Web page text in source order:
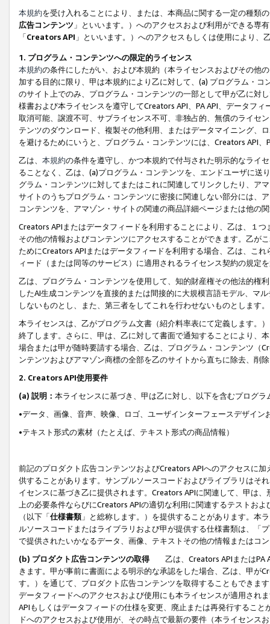
本規約を受け入れることにより、または、本商品に関する一定の種類
広告コンテンツ 」といいます。）へのアクセスおよび利用ができる専
「Creators API 」といいます。）へのアクセスもしくは使用により
1. プログラム・コンテンツへの限定的ライセンス
本規約の条件にしたがい、および本規約（本ライセンスおよびその他
加する目的に限り、甲は本規約により乙に対して、(a) プログラム・
のサイト上でのみ、プログラム・コンテンツの一部として甲が乙に対
様書および本ライセンスを遵守してCreators API、PA API、データフ
取消可能、譲渡不可、サブライセンス不可、非独占的、無償のライセ
テンツのダウンロード、複製その他利用、またはデータマイニング、
を避けるためにいうと、プログラム・コンテンツには、Creators API
乙は、 本規約の条件を遵守し、かつ本規約で付与された明示的なライ
ることなく、乙は、(a)プログラム・コンテンツを、エンドユーザに
グラム・コンテンツに対してまたはこれに関連してリンクしたり、ア
サイトのうちプログラム・コンテンツに密接に関連しない部分には、
コンテンツを、アマゾン・サイトの関連の商品詳細ページまたは他の
Creators APIまたはデータフィードを利用することにより、乙は、１
その他の情報およびコンテンツにアクセスすることができます。乙が
ためにCreators APIまたはデータフィードを利用する場合、乙は、こ
ィード（または同等のサービス）に適用されるライセンス契約の規定
乙は、プログラム・コンテンツを使用して、知的財産権その他法的権
したAI生成コンテンツを直接的または間接的に大規模言語モデル、マ
しないものとし、また、第三者をしてこれを行わせないものとします。
本ライセンスは、乙がプログラム文書（紹介料率表にて定義します。
終了します。さらに、甲は、乙に対して書面で通知することにより、
場合または甲が随時要請する場合、乙は、プログラム・コンテンツ（
ンテンツおよびアマゾン商標の全部を乙のサイトから直ちに除去、削
2. Creators API使用要件
(a) 説明： 本ライセンスに基づき、甲は乙に対し、以下を含むプログ
•データ、画像、音声、映像、ロゴ、ユーザインターフェースデザイ
•テキスト形式の素材（たとえば、テキスト形式の商品情報）
前記のプロダクト広告コンテンツおよびCreators APIへのアクセスに
供することがあります。サンプルソースコードおよびライブラリはそ
イセンスに基づき乙に提供されます。Creators APIに関連して、甲は
上の必要条件ならびにCreators APIの適切な利用に関連するテストお
（以下「仕様書類」と総称します。）を提供することがあります。本
ルソースコードまたはライブラリおよび甲が提供する仕様書類は、「
で提供されたいかなるデータ、画像、テキストその他の情報またはコ
(b) プロダクト広告コンテンツの取得
乙は、Creators APIまたはPA
きます。甲が事前に書面による明示的な承認をした場合、乙は、甲が
す。）を通じて、プロダクト広告コンテンツを取得することもできま
データフィードへのアクセスおよび使用にも本ライセンスが適用され
APIもしくはデータフィードの仕様を変更、廃止または再発行するこ
ドへのアクセスおよび使用が、その時点で最新の要件（本ライセン